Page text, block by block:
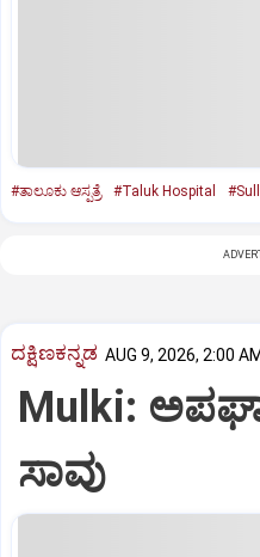
#ತಾಲೂಕು ಆಸ್ಪತ್ರೆ #Taluk Hospital
ದಕ್ಷಿಣಕನ್ನಡ AUG 9, 2026, 2:00
Mulki:
ಸಾವು